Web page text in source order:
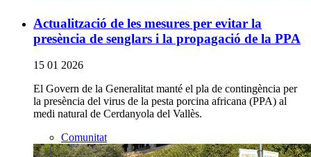
Actualització de les mesures per evitar la
presència de senglars i la propagació de la PPA
15 01 2026
El Govern de la Generalitat manté el pla de contingència per
la presència del virus de la pesta porcina africana (PPA) al
medi natural de Cerdanyola del Vallès.
Comunitat